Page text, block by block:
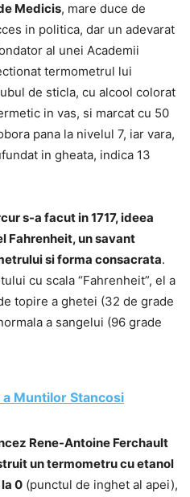
Medicis, mare duce de
in politica, dar un adevarat
al unei Academii
termometrul lui
de sticla, cu alcool colorat
in vas, si marcat cu 50
pana la nivelul 7, iar vara,
in gheata, indica 13
s-a facut in 1717, ideea
Fahrenheit, un savant
si forma consacrata.
cu scala “Fahrenheit”, el a
topire a ghetei (32 de grade
a sangelui (96 grade
a Muntilor Stancosi
Rene-Antoine Ferchault
un termometru cu etanol
0 (punctul de inghet al apei),